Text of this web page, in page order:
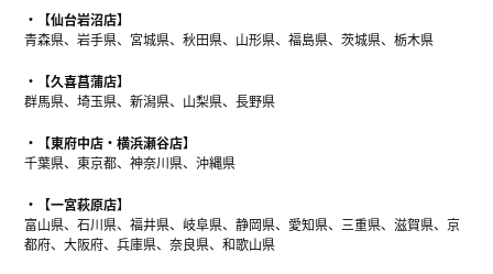
【仙台岩沼店】
青森県、岩手県、宮城県、秋田県、山形県、福島県、茨城県、栃木県
【久喜菖蒲店】
群馬県、埼玉県、新潟県、山梨県、長野県
【東府中店・横浜瀬谷店】
千葉県、東京都、神奈川県、沖縄県
【一宮萩原店】
富山県、石川県、福井県、岐阜県、静岡県、愛知県、三重県、滋賀県、京
都府、大阪府、兵庫県、奈良県、和歌山県